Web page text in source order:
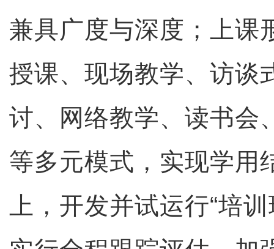
兼具广度与深度；上课
授课、现场教学、访谈
讨、网络教学、读书会
等多元模式，实现学用
上，开发并试运行“培